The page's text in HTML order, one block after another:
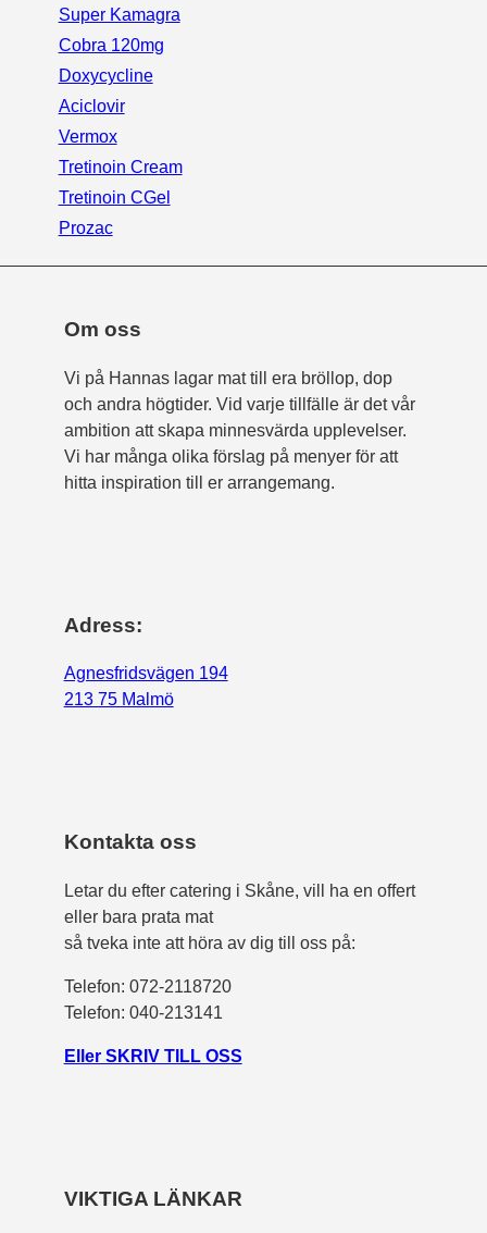
Super Kamagra
Cobra 120mg
Doxycycline
Aciclovir
Vermox
Tretinoin Cream
Tretinoin CGel
Prozac
Om oss
Vi på Hannas lagar mat till era bröllop, dop
och andra högtider. Vid varje tillfälle är det vår
ambition att skapa minnesvärda upplevelser.
Vi har många olika förslag på menyer för att
hitta inspiration till er arrangemang.
Adress:
Agnesfridsvägen 194
213 75 Malmö
Kontakta oss
Letar du efter catering i Skåne, vill ha en offert
eller bara prata mat
så tveka inte att höra av dig till oss på:
Telefon: 072-2118720
Telefon: 040-213141
Eller SKRIV TILL OSS
VIKTIGA LÄNKAR